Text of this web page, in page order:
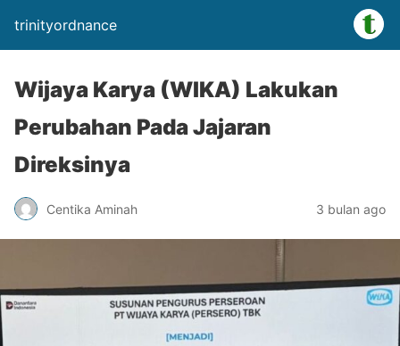
trinityordnance
Wijaya Karya (WIKA) Lakukan
Perubahan Pada Jajaran
Direksinya
Centika Aminah 3 bulan ago